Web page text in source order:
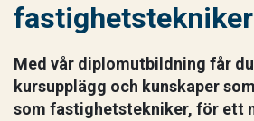
fastighetstekniker
Med vår diplomutbildning får
kursupplägg och kunskaper
som fastighetstekniker, för ett